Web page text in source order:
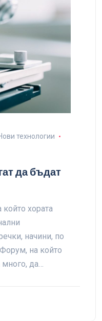
технологии
да бъдат
хората
начини, по
на който
много, да…